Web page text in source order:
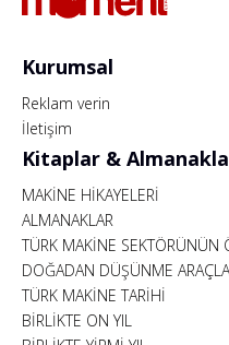
Kurumsal
Reklam verin
İletişim
Kitaplar &
MAKİNE HİKAYELERİ
ALMANAKLAR
TÜRK MAKİNE SEKTÖRÜNÜN
DOĞADAN DÜŞÜNME
TÜRK MAKİNE TARİHİ
BİRLİKTE ON YIL